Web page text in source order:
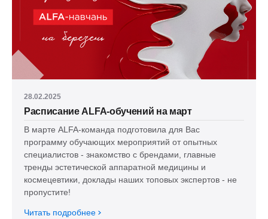
28.02.2025
Расписание ALFA-обучений на март
В марте ALFA-команда подготовила для Вас
программу обучающих мероприятий от опытных
специалистов - знакомство с брендами, главные
тренды эстетической аппаратной медицины и
космецевтики, доклады наших топовых экспертов - не
пропустите!
Читать подробнее